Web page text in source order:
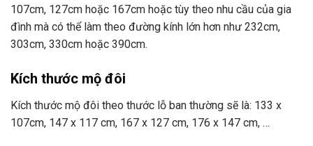
107cm, 127cm hoặc 167cm hoặc tùy theo nhu cầu của gia
đình mà có thể làm theo đường kính lớn hơn như 232cm,
303cm, 330cm hoặc 390cm.
Kích thước mộ đôi
Kích thước mộ đôi theo thước lỗ ban thường sẽ là: 133 x
107cm, 147 x 117 cm, 167 x 127 cm, 176 x 147 cm, …